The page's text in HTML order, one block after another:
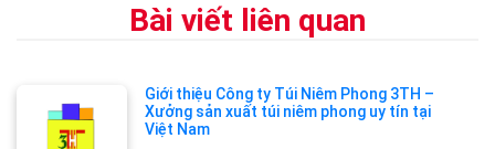
Bài viết liên quan
Giới thiệu Công ty Túi Niêm Phong 3TH –
Xưởng sản xuất túi niêm phong uy tín tại
Việt Nam